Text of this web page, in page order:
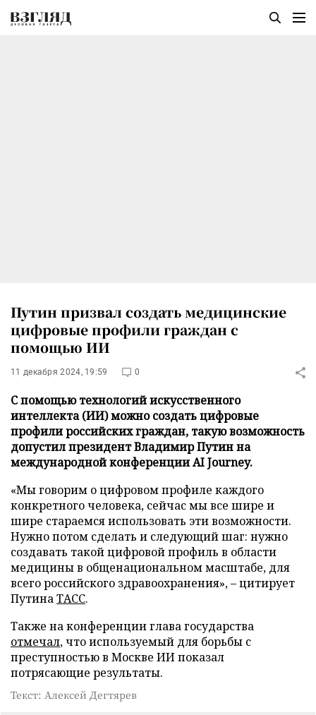
Путин призвал создать медицинские
цифровые профили граждан с
помощью ИИ
11 декабря 2024, 19:59 0
С помощью технологий искусственного
интеллекта (ИИ) можно создать цифровые
профили российских граждан, такую возможность
допустил президент Владимир Путин на
международной конференции AI Journey.
«Мы говорим о цифровом профиле каждого
конкретного человека, сейчас мы все шире и
шире стараемся использовать эти возможности.
Нужно потом сделать и следующий шаг: нужно
создавать такой цифровой профиль в области
медицины в общенациональном масштабе, для
всего российского здравоохранения», – цитирует
ПутинаТАСС.
Также на конференции глава государства
отмечал, что используемый для борьбы с
преступностью в Москве ИИ показал
потрясающие результаты.
Текст: Алексей Дегтярев